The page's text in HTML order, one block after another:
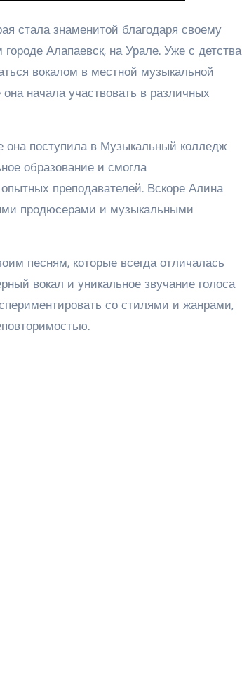
стала знаменитой благодаря своему
Алапаевск, на Урале. Уже с детства
вокалом в местной музыкальной
начала участвовать в различных
поступила в Музыкальный колледж
образование и смогла
преподавателей. Вскоре Алина
продюсерами и музыкальными
песням, которые всегда отличалась
вокал и уникальное звучание голоса
со стилями и жанрами,